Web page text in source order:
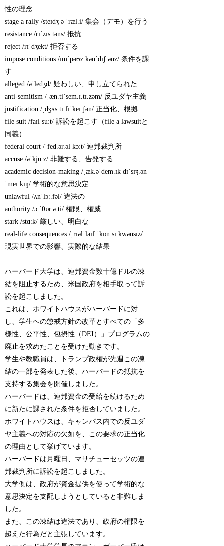
性の理念
stage a rally /steɪdʒ ə ˈræl.i/ 集会（デモ）を行う
resistance /rɪˈzɪs.təns/ 抵抗
reject /rɪˈdʒekt/ 拒否する
impose conditions /ɪmˈpəʊz kənˈdɪʃ.ənz/ 条件を課
す
alleged /əˈledʒd/ 疑わしい、申し立てられた
anti-semitism /ˌæn.tiˈsem.ɪ.tɪ.zəm/ 反ユダヤ主義
justification /ˌdʒʌs.tɪ.fɪˈkeɪ.ʃən/ 正当化、根拠
file suit /faɪl suːt/ 訴訟を起こす（file a lawsuitと
同義）
federal court /ˈfed.ər.əl kɔːt/ 連邦裁判所
accuse /əˈkjuːz/ 非難する、告発する
academic decision-making /ˌæk.əˈdem.ɪk dɪˈsɪʒ.ən
ˈmeɪ.kɪŋ/ 学術的な意思決定
unlawful /ʌnˈlɔː.fəl/ 違法の
authority /ɔːˈθɒr.ə.ti/ 権限、権威
stark /stɑːk/ 厳しい、明白な
real-life consequences /ˌrɪəlˈlaɪf ˈkɒn.sɪ.kwənsɪz/
現実世界での影響、実際的な結果
ハーバード大学は、連邦資金数十億ドルの凍
結を阻止するため、米国政府を相手取って訴
訟を起こしました。
これは、ホワイトハウスがハーバードに対
し、学生への懲戒方針の改革とすべての「多
様性、公平性、包摂性（DEI）」プログラムの
廃止を求めたことを受けた動きです。
学生や教職員は、トランプ政権が先週この凍
結の一部を発表した後、ハーバードの抵抗を
支持する集会を開催しました。
ハーバードは、連邦資金の受給を続けるため
に新たに課された条件を拒否していました。
ホワイトハウスは、キャンパス内での反ユダ
ヤ主義への対応の欠如を、この要求の正当化
の理由として挙げています。
ハーバードは月曜日、マサチューセッツの連
邦裁判所に訴訟を起こしました。
大学側は、政府が資金提供を使って学術的な
意思決定を支配しようとしていると非難しま
した。
また、この凍結は違法であり、政府の権限を
超えた行為だと主張しています。